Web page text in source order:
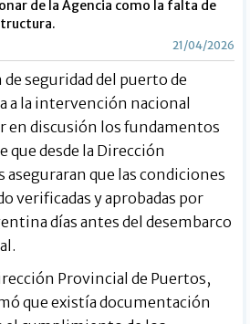
de la Agencia como la falta de
21/04/2026
seguridad del puerto de
a la intervención nacional
en discusión los fundamentos
que desde la Dirección
aseguraran que las condiciones
verificadas y aprobadas por
días antes del desembarco
Provincial de Puertos,
que existía documentación